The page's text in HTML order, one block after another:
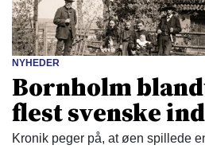
NYHEDER
Bornholm
flest svenske
Kronik peger på, at øen spillede